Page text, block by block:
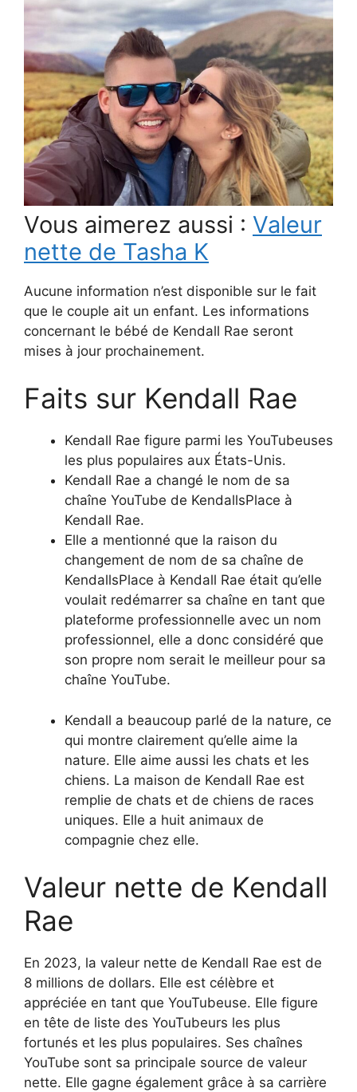
Vous aimerez aussi : Valeur
nette de Tasha K
Aucune information n’est disponible sur le fait
que le couple ait un enfant. Les informations
concernant le bébé de Kendall Rae seront
mises à jour prochainement.
Faits sur Kendall Rae
Kendall Rae figure parmi les YouTubeuses
les plus populaires aux États-Unis.
Kendall Rae a changé le nom de sa
chaîne YouTube de KendallsPlace à
Kendall Rae.
Elle a mentionné que la raison du
changement de nom de sa chaîne de
KendallsPlace à Kendall Rae était qu’elle
voulait redémarrer sa chaîne en tant que
plateforme professionnelle avec un nom
professionnel, elle a donc considéré que
son propre nom serait le meilleur pour sa
chaîne YouTube.
Kendall a beaucoup parlé de la nature, ce
qui montre clairement qu’elle aime la
nature. Elle aime aussi les chats et les
chiens. La maison de Kendall Rae est
remplie de chats et de chiens de races
uniques. Elle a huit animaux de
compagnie chez elle.
Valeur nette de Kendall
Rae
En 2023, la valeur nette de Kendall Rae est de
8 millions de dollars. Elle est célèbre et
appréciée en tant que YouTubeuse. Elle figure
en tête de liste des YouTubeurs les plus
fortunés et les plus populaires. Ses chaînes
YouTube sont sa principale source de valeur
nette. Elle gagne également grâce à sa carrière